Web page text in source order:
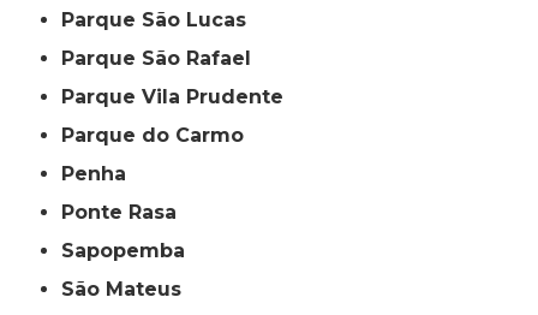
Parque São Lucas
Parque São Rafael
Parque Vila Prudente
Parque do Carmo
Penha
Ponte Rasa
Sapopemba
São Mateus